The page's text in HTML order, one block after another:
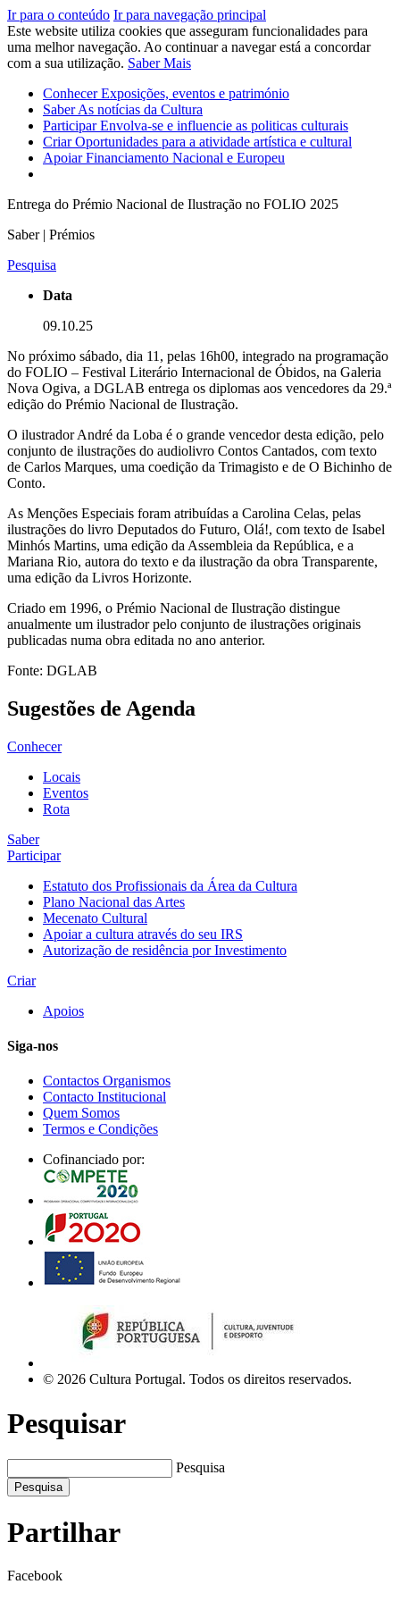
Ir para o conteúdo Ir para navegação principal
Este website utiliza cookies que asseguram funcionalidades para
uma melhor navegação. Ao continuar a navegar está a concordar
com a sua utilização. Saber Mais
ConhecerExposições, eventos e património
SaberAs notícias da Cultura
ParticiparEnvolva-se e influencie as politicas culturais
CriarOportunidades para a atividade artística e cultural
ApoiarFinanciamento Nacional e Europeu
Entrega do Prémio Nacional de Ilustração no FOLIO 2025
Saber | Prémios
Pesquisa
Data
09.10.25
No próximo sábado, dia 11, pelas 16h00, integrado na programação
do FOLIO – Festival Literário Internacional de Óbidos, na Galeria
Nova Ogiva, a DGLAB entrega os diplomas aos vencedores da 29.ª
edição do Prémio Nacional de Ilustração.
O ilustrador André da Loba é o grande vencedor desta edição, pelo
conjunto de ilustrações do audiolivro Contos Cantados, com texto
de Carlos Marques, uma coedição da Trimagisto e de O Bichinho de
Conto.
As Menções Especiais foram atribuídas a Carolina Celas, pelas
ilustrações do livro Deputados do Futuro, Olá!, com texto de Isabel
Minhós Martins, uma edição da Assembleia da República, e a
Mariana Rio, autora do texto e da ilustração da obra Transparente,
uma edição da Livros Horizonte.
Criado em 1996, o Prémio Nacional de Ilustração distingue
anualmente um ilustrador pelo conjunto de ilustrações originais
publicadas numa obra editada no ano anterior.
Fonte: DGLAB
Sugestões de Agenda
Conhecer
Locais
Eventos
Rota
Saber
Participar
Estatuto dos Profissionais da Área da Cultura
Plano Nacional das Artes
Mecenato Cultural
Apoiar a cultura através do seu IRS
Autorização de residência por Investimento
Criar
Apoios
Siga-nos
Contactos Organismos
Contacto Institucional
Quem Somos
Termos e Condições
Cofinanciado por:
© 2026 Cultura Portugal. Todos os direitos reservados.
Pesquisar
Pesquisa
Pesquisa
Partilhar
Facebook